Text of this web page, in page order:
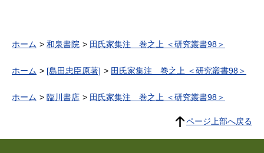
ホーム 和泉書院 田氏家集注 巻之上 ＜研究叢書98＞
ホーム [島田忠臣原著] 田氏家集注 巻之上 ＜研究叢書98＞
ホーム 臨川書店 田氏家集注 巻之上 ＜研究叢書98＞
ページ上部へ戻る